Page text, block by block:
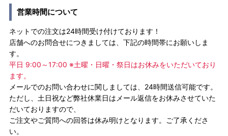
営業時間について
ネットでの注文は24時間受け付けております！
店舗へのお問合せにつきましては、下記の時間帯にお願いしま
す。
平日 9:00～17:00 ※土曜・日曜・祭日はお休みをいただいており
ます。
メールでのお問い合わせに関しましては、24時間送信可能です。
ただし、土日祝など弊社休業日はメール返信をお休みさせていた
だいておりますので、
ご注文やご質問への回答は休み明けとなります。ご了承くださ
い。